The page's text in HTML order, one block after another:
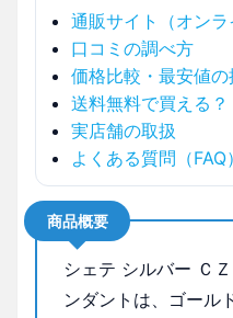
通販サイト（オンラ
口コミの調べ方
価格比較・最安値
送料無料で買える？
実店舗の取扱
よくある質問（FAQ）
商品概要
シェテ シルバー Ｃ
ンダントは、ゴール